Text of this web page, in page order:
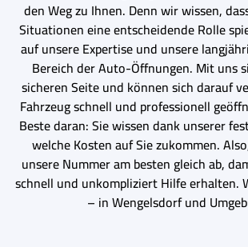
den Weg zu Ihnen. Denn wir wissen,
Situationen eine entscheidende Rolle
auf unsere Expertise und unsere
Bereich der Auto-Öffnungen. Mit uns
sicheren Seite und können sich darauf
Fahrzeug schnell und professionell
Beste daran: Sie wissen dank unserer
welche Kosten auf Sie zukommen.
unsere Nummer am besten gleich ab,
schnell und unkompliziert Hilfe erhalten.
– in Wengelsdorf und